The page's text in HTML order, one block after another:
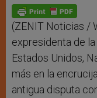
p
p
g
e
r
o
k
(ZENIT Noticias /
expresidenta de
Estados Unidos,
más en la
antigua disputa